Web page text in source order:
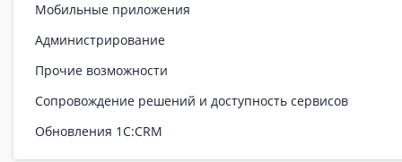
Мобильные приложения
Администрирование
Прочие возможности
Сопровождение решений и доступность сервисов
Обновления 1С:CRM